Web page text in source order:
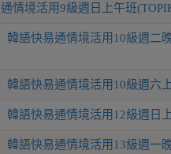
通情境活用9級週日上午班
韓語快易通情境活用10級週二
韓語快易通情境活用10級週六
韓語快易通情境活用12級週日
韓語快易通情境活用13級週一